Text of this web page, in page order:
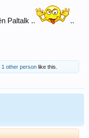
Paltalk .. ..
1 other person like this.